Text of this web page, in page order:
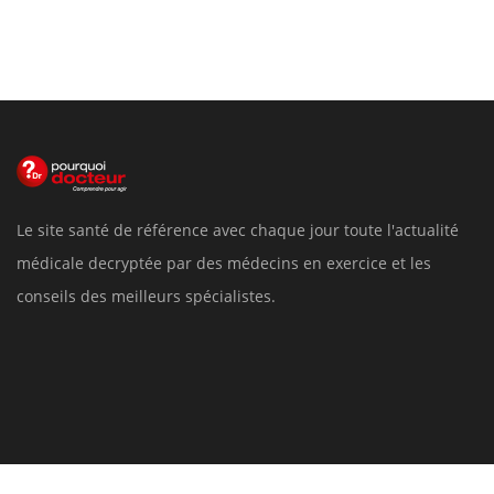
Le site santé de référence avec chaque jour toute l'actualité
médicale decryptée par des médecins en exercice et les
conseils des meilleurs spécialistes.